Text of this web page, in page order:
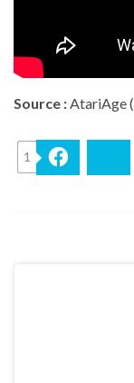
Source : AtariAge (
1